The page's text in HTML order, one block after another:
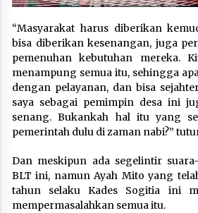
“Masyarakat harus diberikan
bisa diberikan kesenangan, juga
pemenuhan kebutuhan mereka.
menampung semua itu, sehingga
dengan pelayanan, dan bisa
saya sebagai pemimpin desa ini
senang. Bukankah hal itu yang
pemerintah dulu di zaman nabi?”
Dan meskipun ada segelintir
BLT ini, namun Ayah Mito yang
tahun selaku Kades Sogitia ini
mempermasalahkan semua itu.